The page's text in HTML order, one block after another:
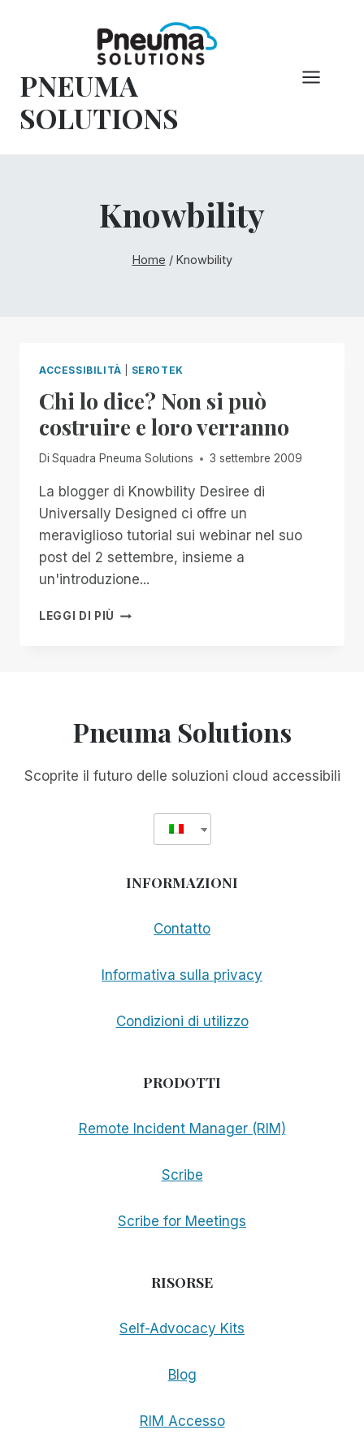
PNEUMA
SOLUTIONS
Knowbility
Home / Knowbility
ACCESSIBILITÀ SEROTEK
Chi lo dice? Non si può
costruire e loro verranno
Di Squadra Pneuma Solutions 3 settembre 2009
La blogger di Knowbility Desiree di
Universally Designed ci offre un
meraviglioso tutorial sui webinar nel suo
post del 2 settembre, insieme a
un'introduzione...
LEGGI DI PIÙ CHI
E
Pneuma Solutions
Scoprite il futuro delle soluzioni cloud accessibili
INFORMAZIONI
Contatto
Informativa sulla privacy
Condizioni di utilizzo
PRODOTTI
Remote Incident Manager (RIM)
Scribe
Scribe for Meetings
RISORSE
Self-Advocacy Kits
Blog
RIM Accesso